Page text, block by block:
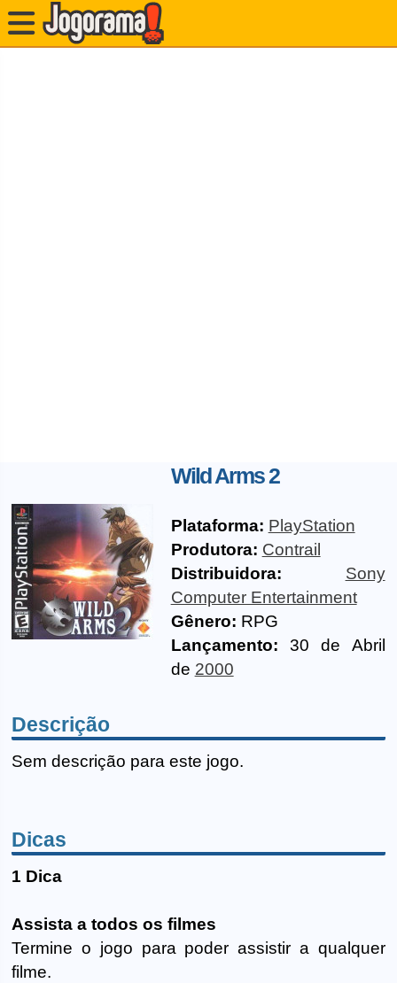
Wild Arms 2
Plataforma: PlayStation
Produtora: Contrail
Distribuidora:
Sony
Computer Entertainment
Gênero: RPG
Lançamento: 30 de Abril
de 2000
Descrição
Sem descrição para este jogo.
Dicas
1 Dica
Assista a todos os filmes
Termine o jogo para poder assistir a qualquer
filme.